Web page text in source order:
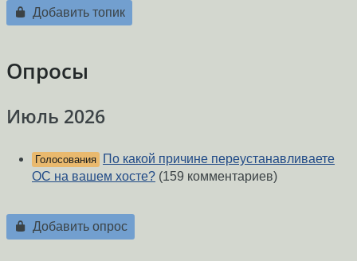
Добавить топик
Опросы
Июль 2026
Голосования
По какой причине переустанавливаете
ОС на вашем хосте? (159 комментариев)
Добавить опрос